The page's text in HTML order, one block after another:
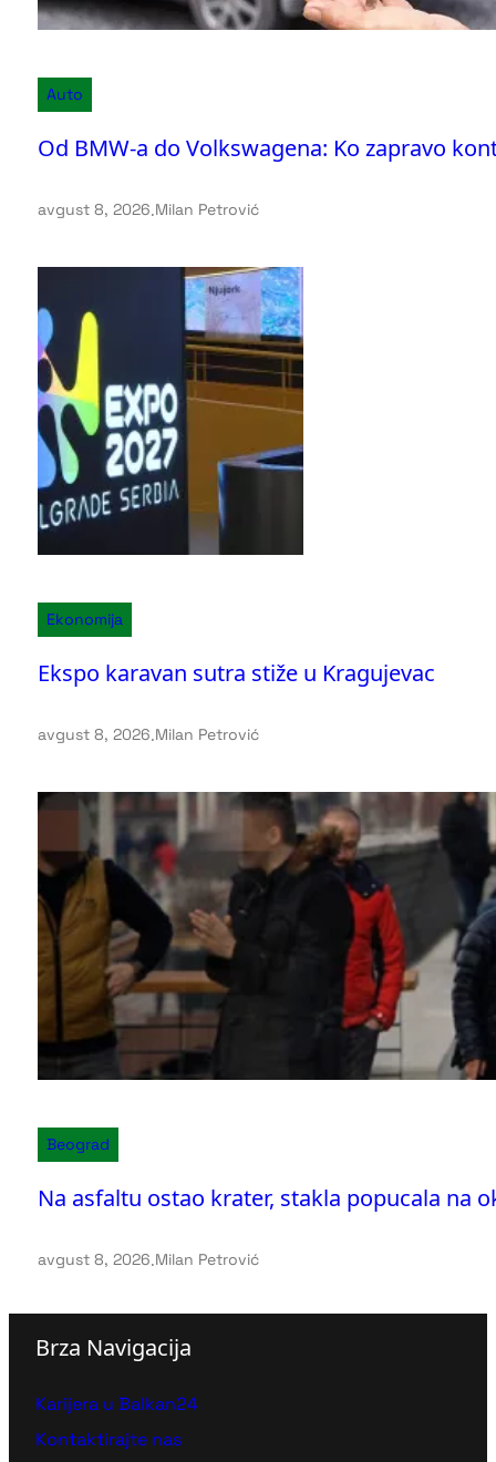
Auto
Od BMW-a do Volkswagena: Ko zapravo
avgust 8, 2026.Milan Petrović
Ekonomija
Ekspo karavan sutra stiže u Kragujevac
avgust 8, 2026.Milan Petrović
Beograd
Na asfaltu ostao krater, stakla popucala na
avgust 8, 2026.Milan Petrović
Brza Navigacija
Karijera u Balkan24
Kontaktirajte nas